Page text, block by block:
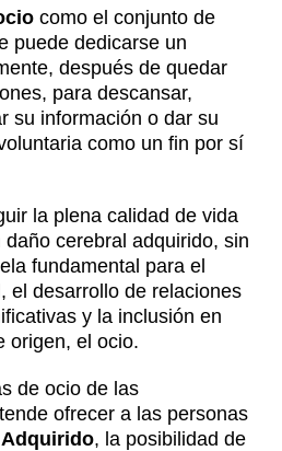
Contacto
como el conjunto de
puede dedicarse un
después de quedar
para descansar,
su información o dar su
como un fin por sí
la plena calidad de vida
cerebral adquirido, sin
fundamental para el
el desarrollo de relaciones
y la inclusión en
origen, el ocio.
de ocio de las
ofrecer a las personas
, la posibilidad de